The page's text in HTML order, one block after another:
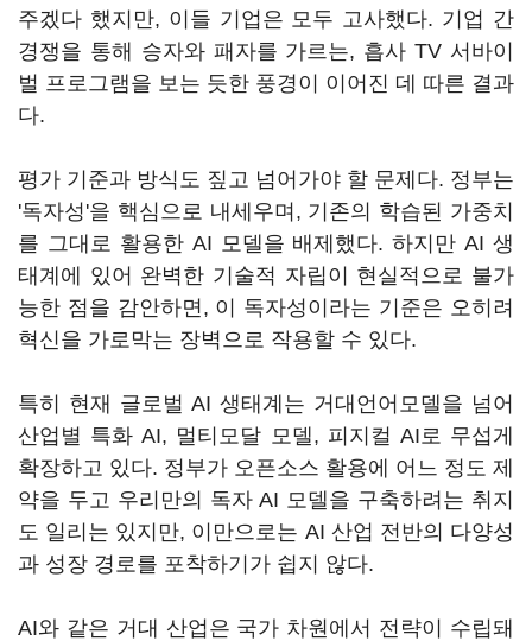
주겠다 했지만, 이들 기업은 모두 고사했다. 기업 간
경쟁을 통해 승자와 패자를 가르는, 흡사 TV 서바이
벌 프로그램을 보는 듯한 풍경이 이어진 데 따른 결과
다.
평가 기준과 방식도 짚고 넘어가야 할 문제다. 정부는
'독자성'을 핵심으로 내세우며, 기존의 학습된 가중치
를 그대로 활용한 AI 모델을 배제했다. 하지만 AI 생
태계에 있어 완벽한 기술적 자립이 현실적으로 불가
능한 점을 감안하면, 이 독자성이라는 기준은 오히려
혁신을 가로막는 장벽으로 작용할 수 있다.
특히 현재 글로벌 AI 생태계는 거대언어모델을 넘어
산업별 특화 AI, 멀티모달 모델, 피지컬 AI로 무섭게
확장하고 있다. 정부가 오픈소스 활용에 어느 정도 제
약을 두고 우리만의 독자 AI 모델을 구축하려는 취지
도 일리는 있지만, 이만으로는 AI 산업 전반의 다양성
과 성장 경로를 포착하기가 쉽지 않다.
AI와 같은 거대 산업은 국가 차원에서 전략이 수립돼